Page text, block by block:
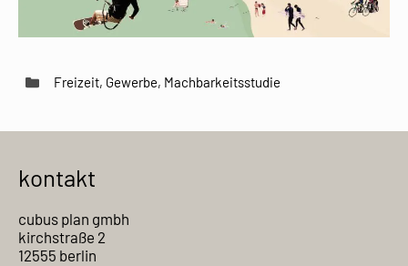
Kategorien
Freizeit, Gewerbe, Machbarkeitsstudie
kontakt
cubus plan gmbh
kirchstraße 2
12555 berlin